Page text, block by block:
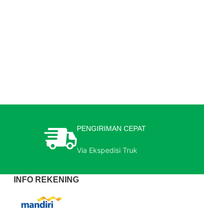
PENGIRIMAN CEPAT
Via Ekspedisi Truk
INFO REKENING